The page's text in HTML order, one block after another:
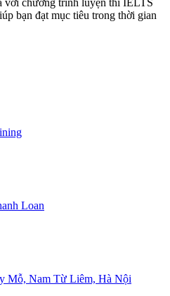
với chương trình luyện thi IELTS
bạn đạt mục tiêu trong thời gian
Loan
Mỗ, Nam Từ Liêm, Hà Nội